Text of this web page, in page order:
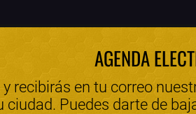
AGENDA
recibirás en tu correo
ciudad. Puedes darte de